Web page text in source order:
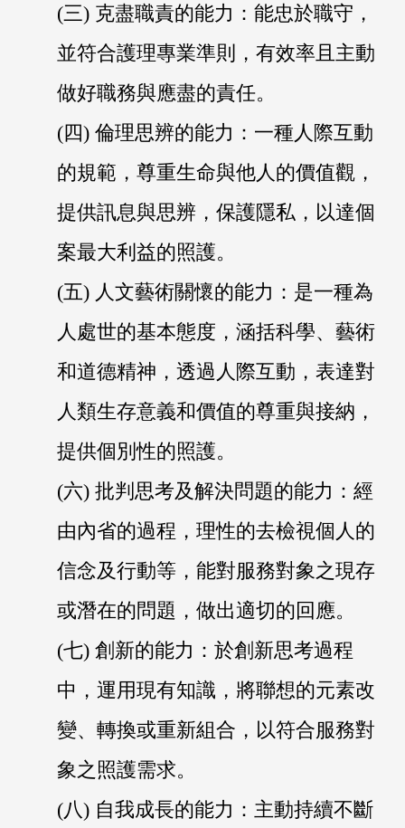
(三) 克盡職責的能力：能忠於職守，
並符合護理專業準則，有效率且主動
做好職務與應盡的責任。
(四) 倫理思辨的能力：一種人際互動
的規範，尊重生命與他人的價值觀，
提供訊息與思辨，保護隱私，以達個
案最大利益的照護。
(五) 人文藝術關懷的能力：是一種為
人處世的基本態度，涵括科學、藝術
和道德精神，透過人際互動，表達對
人類生存意義和價值的尊重與接納，
提供個別性的照護。
(六) 批判思考及解決問題的能力：經
由內省的過程，理性的去檢視個人的
信念及行動等，能對服務對象之現存
或潛在的問題，做出適切的回應。
(七) 創新的能力：於創新思考過程
中，運用現有知識，將聯想的元素改
變、轉換或重新組合，以符合服務對
象之照護需求。
(八) 自我成長的能力：主動持續不斷